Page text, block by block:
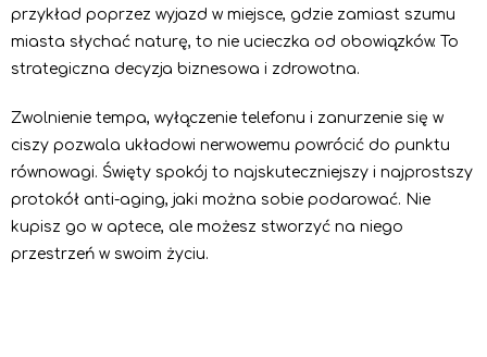
przykład poprzez wyjazd w miejsce, gdzie zamiast szumu
miasta słychać naturę, to nie ucieczka od obowiązków. To
strategiczna decyzja biznesowa i zdrowotna.
Zwolnienie tempa, wyłączenie telefonu i zanurzenie się w
ciszy pozwala układowi nerwowemu powrócić do punktu
równowagi. Święty spokój to najskuteczniejszy i najprostszy
protokół anti-aging, jaki można sobie podarować. Nie
kupisz go w aptece, ale możesz stworzyć na niego
przestrzeń w swoim życiu.